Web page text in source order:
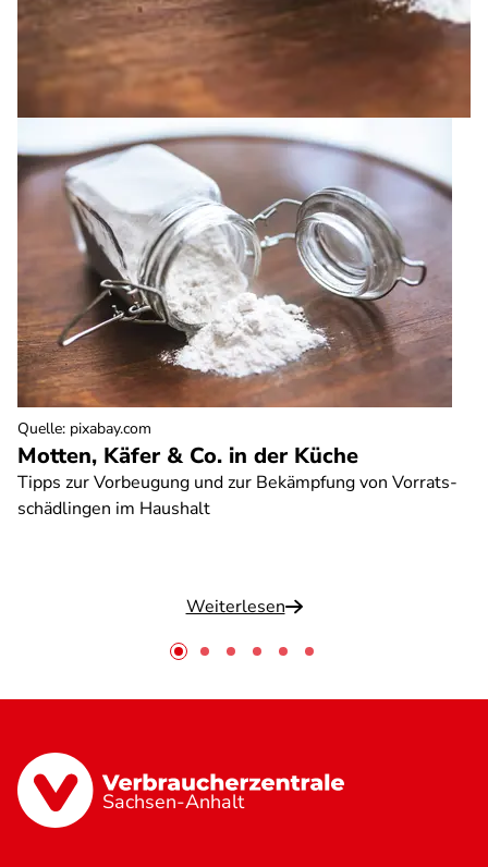
Motten, Käfer & Co. in der Küche
Tipps zur Vorbeugung und zur Bekämpfung von Vorrats-
schädlingen im Haushalt
Weiterlesen
Quelle: pixabay.com
Sachsen-Anhalt